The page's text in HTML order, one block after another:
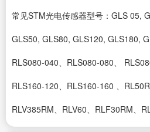
常见STM光电传感器型号：GLS 05,
GLS50, GLS80, GLS120, GLS180,
RLS080-040、RLS080-080、
RLS160-120、RLS160-160 、
RLV385RM、RLV60、RLF30RM、